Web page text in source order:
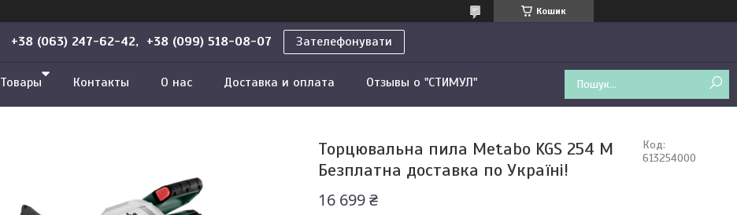
Кошик
+38 (063) 247-62-42, +38 (099) 518-08-07 Зателефонувати
Товары Контакты О нас Доставка и оплата Отзывы о "СТИМУЛ"
Торцювальна пила Metabo KGS 254 M
Безплатна доставка по Україні!
16 699 ₴
Код:
613254000